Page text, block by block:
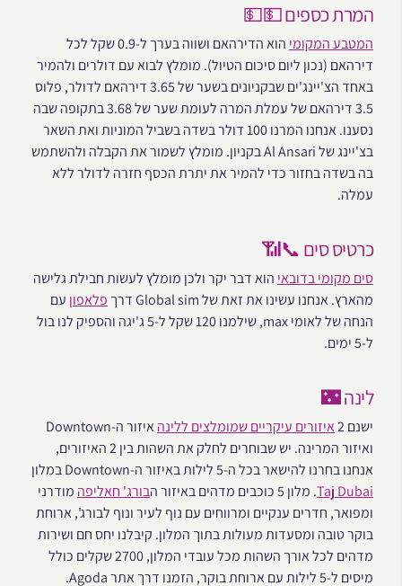
המרת כספים 💵💵
המטבע המקומי
הוא הדירהאם ושווה בערך ל-0.9 שקל לכל
דירהאם (נכון ליום סיכום הטיול). מומלץ לבוא עם דולרים ולהמיר
באחד הצ'יינג'ים שבקניונים בשער של 3.65 דירהאם לדולר, פלוס
3.5 דירהאם של עמלת המרה לעומת שער של 3.68 בתקופה שבה
נסענו. אנחנו המרנו 100 דולר בשדה בשביל המוניות ואת השאר
בצ'יינג של Al Ansari בקניון. מומלץ לשמור את הקבלה ולהשתמש
בה בשדה בחזור כדי להמיר את יתרת הכסף חזרה לדולר ללא
עמלה.
כרטיס סים 📞📶
סים מקומי בדובאי הוא דבר יקר ולכן מומלץ לעשות חבילת גלישה
מהארץ. אנחנו עשינו את זאת של Global sim דרך
פלאפון עם
הנחה של לאומי max, שילמנו 120 שקל ל-5 ג'יגה והספיק לנו בול
ל-5 ימים.
לינה 🌃
ישנם 2 איזורים עיקריים שמומלצים ללינה
איזור ה-Downtown
ואיזור המרינה. יש שבוחרים לחלק את השהות בין 2 האיזורים,
אנחנו בחרנו להישאר בכל ה-5 לילות באיזור ה-Downtown במלון
Taj Dubai. מלון 5 כוכבים מדהים באיזור ה בורג' חאליפה מודרני
ומפואר, חדרים ענקיים ומרווחים עם נוף לעיר ונוף לבורג', ארוחת
בוקר טובה ומסעדות מעולות בתוך המלון. קיבלנו יחס חם ושירות
מדהים לכל אורך השהות מכל עובדי המלון, 2700 שקלים כולל
מיסים ל-5 לילות עם ארוחת בוקר, הזמנו דרך אתר Agoda.